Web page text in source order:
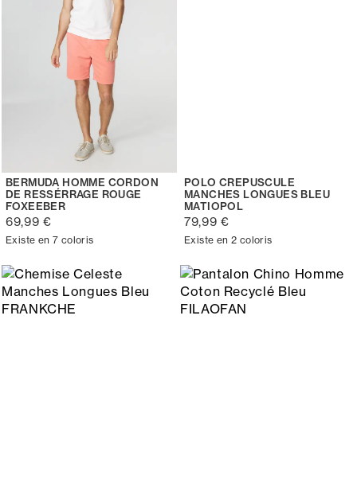
BERMUDA HOMME CORDON
DE RESSÉRRAGE ROUGE
FOXEEBER
69,99 €
Existe en 7 coloris
POLO CREPUSCULE
MANCHES LONGUES BLEU
MATIOPOL
79,99 €
Existe en 2 coloris